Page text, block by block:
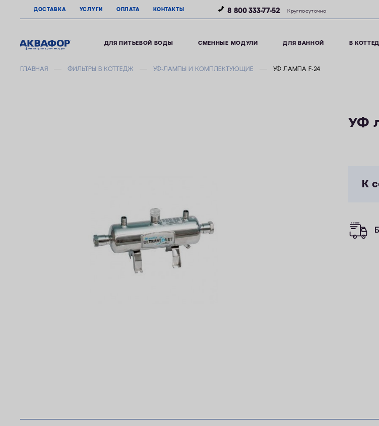
ДОСТАВКА УСЛУГИ ОПЛАТА КОНТАКТЫ 8 800 333-77-52 Круглосуточно
ДЛЯ ПИТЬЕВОЙ ВОДЫ СМЕННЫЕ МОДУЛИ ДЛЯ ВАННОЙ В
ГЛАВНАЯ ФИЛЬТРЫ В КОТТЕДЖ УФ-ЛАМПЫ И КОМПЛЕКТУЮЩИЕ УФ ЛАМПА F-24
УФ
К